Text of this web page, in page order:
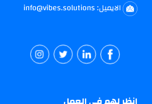
الايميل:info@vibes.solutions